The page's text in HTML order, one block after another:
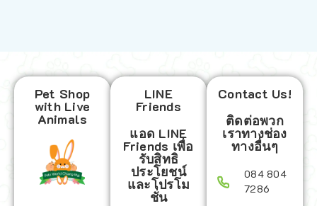
Pet Shop
with Live
Animals
LINE
Friends
แอด LINE
Friends เพื่อ
รับสิทธิ
ประโยชน์
และโปรโม
ชั่น
Contact Us!
ติดต่อพวก
เราทางช่อง
ทางอื่นๆ
084 804
7286